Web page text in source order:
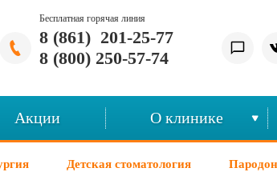
Бесплатная горячая линия
8 (861) 201-25-77
8 (800) 250-57-74
Акции О клинике
Детская стоматология